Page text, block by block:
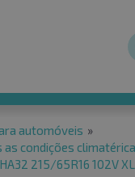
automóveis »
as condições
215/65R16 102V XL